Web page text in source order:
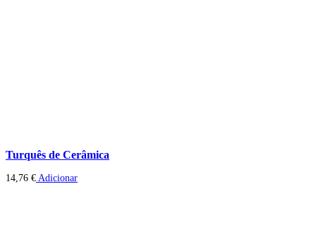
Turquês de Cerâmica
14,76 € Adicionar